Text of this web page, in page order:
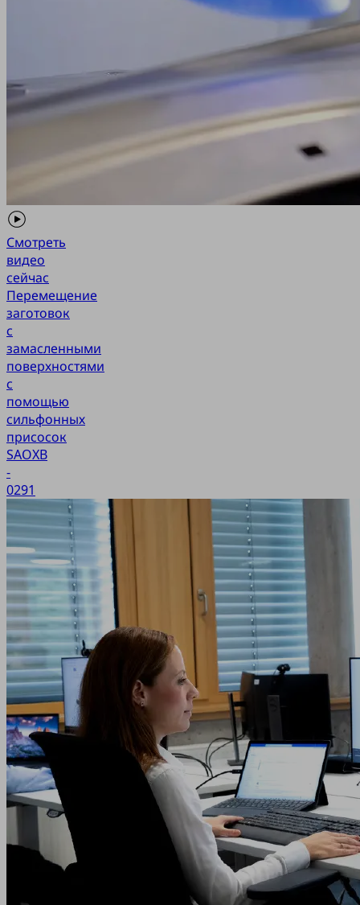
Смотреть
видео
сейчас
Перемещение
заготовок
с
замасленными
поверхностями
с
помощью
сильфонных
присосок
SAOXB
-
0291